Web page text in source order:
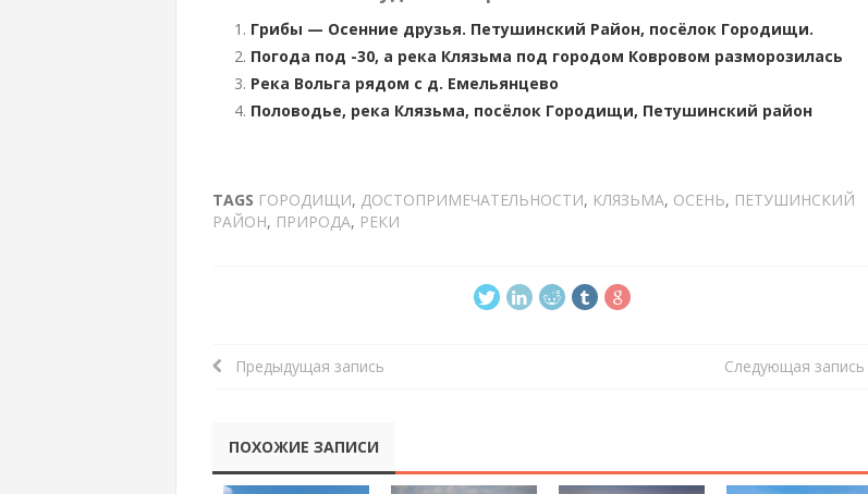
Грибы — Осенние друзья. Петушинский Район, посёлок Городищи.
Погода под -30, а река Клязьма под городом Ковровом разморозилась
Река Вольга рядом с д. Емельянцево
Половодье, река Клязьма, посёлок Городищи, Петушинский район
TAGS ГОРОДИЩИ, ДОСТОПРИМЕЧАТЕЛЬНОСТИ, КЛЯЗЬМА, ОСЕНЬ, ПЕТУШИНСКИЙ
РАЙОН, ПРИРОДА, РЕКИ
Предыдущая запись Следующая запись
ПОХОЖИЕ ЗАПИСИ